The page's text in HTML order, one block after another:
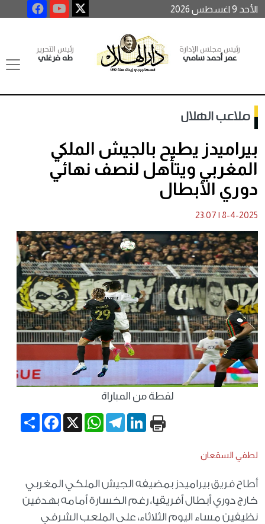
الأحد 9 اغسطس 2026
رئيس مجلس الإدارة
عمر أحمد سامي
رئيس التحرير
طه فرغلي
ملاعب الهلال
بيراميدز يطيح بالجيش الملكي
المغربي ويتأهل لنصف نهائي
دوري الأبطال
8-4-2025
|
23:07
لقطة من المباراة
Share
Facebook X
WhatsApp
TelegramLinkedIn
لطفي السقعان
أطاح فريق بيراميدز بمضيفه الجيش الملكي المغربي
خارج دوري أبطال أفريقيا، رغم الخسارة أمامه بهدفين
نظيفين مساء اليوم الثلاثاء، على الملعب الشرفي